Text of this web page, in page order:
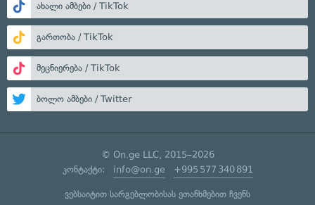
ახალი ამბები / TikTok
გართობა / TikTok
მეცნიერება / TikTok
ბოლო ამბები / Twitter
© On.ge LLC, 2015–2026
კონტაქტი: info@on.ge +995 577 340 891
ვებსაიტით სარგებლობისას ეთანხმებით ჩვენს